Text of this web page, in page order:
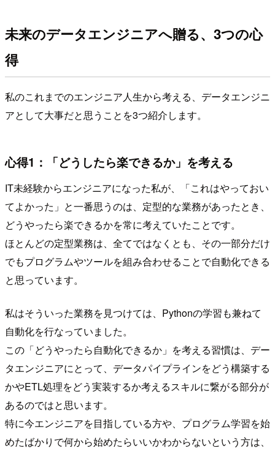
未来のデータエンジニアへ贈る、3つの心
得
私のこれまでのエンジニア人生から考える、データエンジニ
アとして大事だと思うことを3つ紹介します。
心得1：「どうしたら楽できるか」を考える
IT未経験からエンジニアになった私が、「これはやっておい
てよかった」と一番思うのは、定型的な業務があったとき、
どうやったら楽できるかを常に考えていたことです。
ほとんどの定型業務は、全てではなくとも、その一部分だけ
でもプログラムやツールを組み合わせることで自動化できる
と思っています。
私はそういった業務を見つけては、Pythonの学習も兼ねて
自動化を行なっていました。
この「どうやったら自動化できるか」を考える習慣は、デー
タエンジニアにとって、データパイプラインをどう構築する
かやETL処理をどう実装するか考えるスキルに繋がる部分が
あるのではと思います。
特に今エンジニアを目指している方や、プログラム学習を始
めたばかりで何から始めたらいいかわからないという方は、